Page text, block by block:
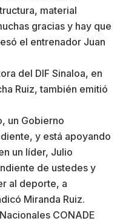
material
gracias y hay que
el entrenador Juan
del DIF Sinaloa, en
Ruiz, también emitió
un Gobierno
y está apoyando
un líder, Julio
de ustedes y
al deporte, a
Miranda Ruiz.
CONADE